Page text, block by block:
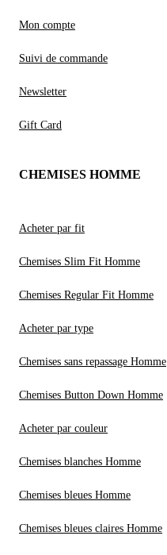
Mon compte
Suivi de commande
Newsletter
Gift Card
CHEMISES HOMME
Acheter par fit
Chemises Slim Fit Homme
Chemises Regular Fit Homme
Acheter par type
Chemises sans repassage Homme
Chemises Button Down Homme
Acheter par couleur
Chemises blanches Homme
Chemises bleues Homme
Chemises bleues claires Homme